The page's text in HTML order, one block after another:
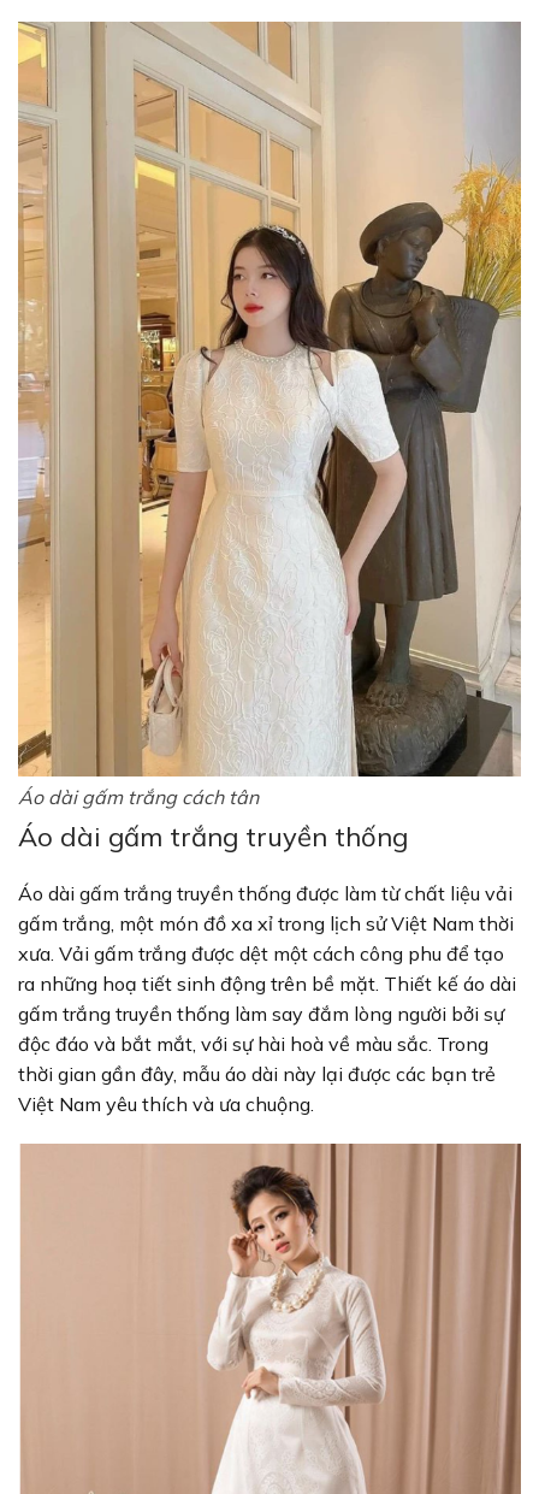
Áo dài gấm trắng cách tân
Áo dài gấm trắng truyền thống
Áo dài gấm trắng truyền thống được làm từ chất liệu vải
gấm trắng, một món đồ xa xỉ trong lịch sử Việt Nam thời
xưa. Vải gấm trắng được dệt một cách công phu để tạo
ra những hoạ tiết sinh động trên bề mặt. Thiết kế áo dài
gấm trắng truyền thống làm say đắm lòng người bởi sự
độc đáo và bắt mắt, với sự hài hoà về màu sắc. Trong
thời gian gần đây, mẫu áo dài này lại được các bạn trẻ
Việt Nam yêu thích và ưa chuộng.